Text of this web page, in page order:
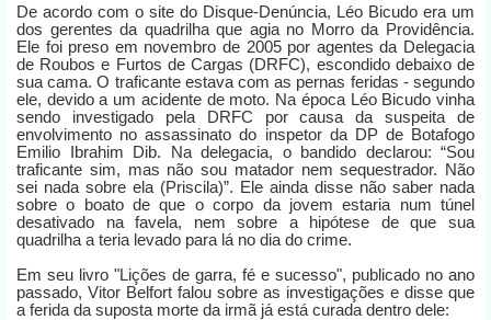
De acordo com o site do Disque-Denúncia, Léo Bicudo era um
dos gerentes da quadrilha que agia no Morro da Providência.
Ele foi preso em novembro de 2005 por agentes da Delegacia
de Roubos e Furtos de Cargas (DRFC), escondido debaixo de
sua cama. O traficante estava com as pernas feridas - segundo
ele, devido a um acidente de moto. Na época Léo Bicudo vinha
sendo investigado pela DRFC por causa da suspeita de
envolvimento no assassinato do inspetor da DP de Botafogo
Emilio Ibrahim Dib. Na delegacia, o bandido declarou: “Sou
traficante sim, mas não sou matador nem sequestrador. Não
sei nada sobre ela (Priscila)”. Ele ainda disse não saber nada
sobre o boato de que o corpo da jovem estaria num túnel
desativado na favela, nem sobre a hipótese de que sua
quadrilha a teria levado para lá no dia do crime.
Em seu livro "Lições de garra, fé e sucesso", publicado no ano
passado, Vitor Belfort falou sobre as investigações e disse que
a ferida da suposta morte da irmã já está curada dentro dele: